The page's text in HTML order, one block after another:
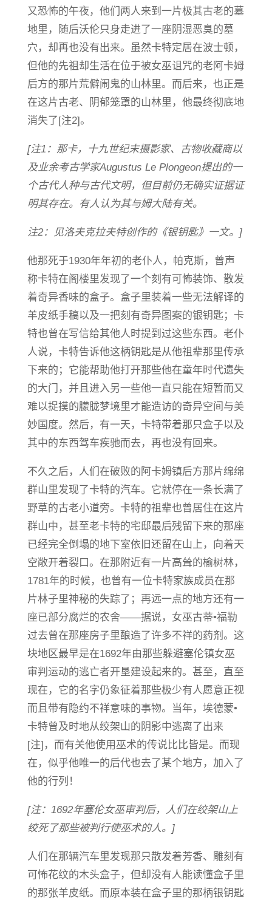
又恐怖的午夜，他们两人来到一片极其古老的墓
地里，随后沃伦只身走进了一座阴湿恶臭的墓
穴，却再也没有出来。虽然卡特定居在波士顿，
但他的先祖却生活在位于被女巫诅咒的老阿卡姆
后方的那片荒僻闹鬼的山林里。而后来，也正是
在这片古老、阴郁笼罩的山林里，他最终彻底地
消失了[注2]。
[注1：那卡，十九世纪末摄影家、古物收藏商以
及业余考古学家Augustus Le Plongeon提出的一
个古代人种与古代文明，但目前仍无确实证据证
明其存在。有人认为其与姆大陆有关。
注2：见洛夫克拉夫特创作的《银钥匙》一文。]
他那死于1930年年初的老仆人，帕克斯，曾声
称卡特在阁楼里发现了一个刻有可怖装饰、散发
着奇异香味的盒子。盒子里装着一些无法解译的
羊皮纸手稿以及一把刻有奇异图案的银钥匙；卡
特也曾在写信给其他人时提到过这些东西。老仆
人说，卡特告诉他这柄钥匙是从他祖辈那里传承
下来的；它能帮助他打开那些他在童年时代遗失
的大门，并且进入另一些他一直只能在短暂而又
难以捉摸的朦胧梦境里才能造访的奇异空间与美
妙国度。然后，有一天，卡特带着那只盒子以及
其中的东西驾车疾驰而去，再也没有回来。
不久之后，人们在破败的阿卡姆镇后方那片绵绵
群山里发现了卡特的汽车。它就停在一条长满了
野草的古老小道旁。卡特的祖辈也曾居住在这片
群山中，甚至老卡特的宅邸最后残留下来的那座
已经完全倒塌的地下室依旧还留在山上，向着天
空敞开着裂口。在那附近有一片高耸的榆树林，
1781年的时候，也曾有一位卡特家族成员在那
片林子里神秘的失踪了；再远一点的地方还有一
座已部分腐烂的农舍——据说，女巫古蒂•福勒
过去曾在那座房子里酿造了许多不祥的药剂。这
块地区最早是在1692年由那些躲避塞伦镇女巫
审判运动的逃亡者开垦建设起来的。甚至，直至
现在，它的名字仍象征着那些极少有人愿意正视
而且带有隐约不祥意味的事物。当年，埃德蒙•
卡特曾及时地从绞架山的阴影中逃离了出来
[注]，而有关他使用巫术的传说比比皆是。而现
在，似乎他唯一的后代也去了某个地方，加入了
他的行列！
[注：1692年塞伦女巫审判后，人们在绞架山上
绞死了那些被判行使巫术的人。]
人们在那辆汽车里发现那只散发着芳香、雕刻有
可怖花纹的木头盒子，但却没有人能读懂盒子里
的那张羊皮纸。而原本装在盒子里的那柄银钥匙